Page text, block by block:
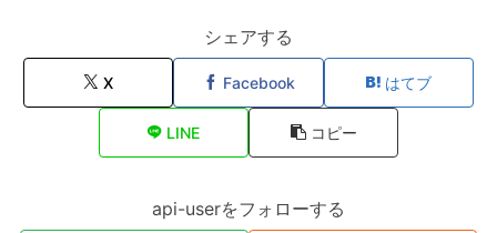
シェアする
X Facebook はてブ
LINE コピー
api-userをフォローする